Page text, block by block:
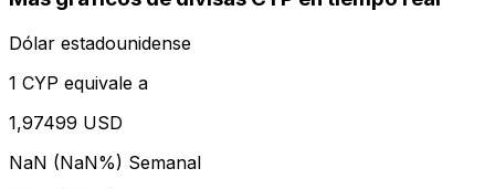
Dólar estadounidense
1 CYP equivale a
1,97499 USD
NaN (NaN%) Semanal